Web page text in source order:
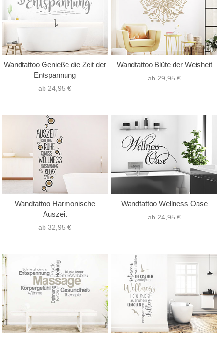
Wandtattoo Genieße die Zeit der
Entspannung
ab 24,95 €
Wandtattoo Blüte der Weisheit
ab 29,95 €
Wandtattoo Harmonische
Auszeit
ab 32,95 €
Wandtattoo Wellness Oase
ab 24,95 €